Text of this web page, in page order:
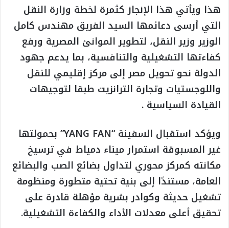
هذا ويأتي هذا الإنجاز كثمرة لخطة وزارة النقل
التي أرسى دعائمها السيد الفريق مهندس كامل
الوزير وزير النقل، لتطوير الموانئ المصرية ورفع
كفاءتها التشغيلية والتنافسية، بما يدعم جهود
الدولة نحو تحويل مصر إلى مركز إقليمي للنقل
واللوجستيات وتجارة الترانزيت طبقا لتوجيهات
القيادة السياسية .
ويؤكد استقبال السفينة “YANG FAN” بحمولتها
غير المسبوقة استمرار ميناء دمياط في ترسيخ
مكانته كمركز محوري لتداول بضائع الصب والبضائع
العامة، مستندًا إلى بنية تحتية متطورة ومنظومة
تشغيل حديثة وكوادر بشرية مؤهلة قادرة على
تحقيق أعلى معدلات الأداء والكفاءة التشغيلية.